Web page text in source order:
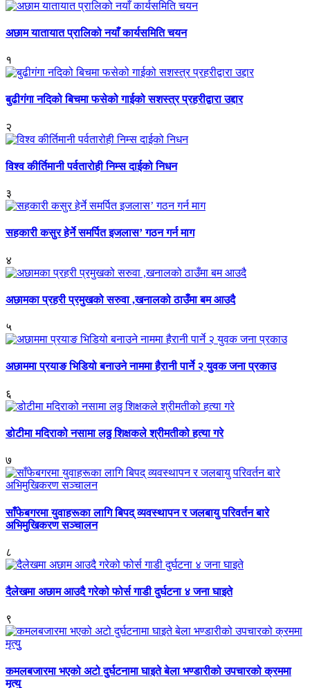
अछाम यातायात प्रालिको नयाँ कार्यसमिति चयन
१
बुढीगंगा नदिको बिचमा फसेको गाईको सशस्त्र प्रहरीद्वारा उद्दार
२
विश्व कीर्तिमानी पर्वतारोही निम्स दाईको निधन
३
सहकारी कसुर हेर्ने समर्पित इजलास’ गठन गर्न माग
४
अछामका प्रहरी प्रमुखको सरुवा ,खनालको ठाउँमा बम आउदै
५
अछाममा प्रयाङ भिडियो बनाउने नाममा हैरानी पार्ने २ युवक जना प्रकाउ
६
डोटीमा मदिराको नसामा लठ्ठ शिक्षकले श्रीमतीको हत्या गरे
७
साँफेबगरमा युवाहरूका लागि बिपद् व्यवस्थापन र जलबायु परिवर्तन बारे
अभिमुखिकरण सञ्चालन
८
दैलेखमा अछाम आउदै गरेको फोर्स गाडी दुर्घटना ४ जना घाइते
९
कमलबजारमा भएको अटो दुर्घटनामा घाइते बेला भण्डारीको उपचारको क्रममा
मृत्युु